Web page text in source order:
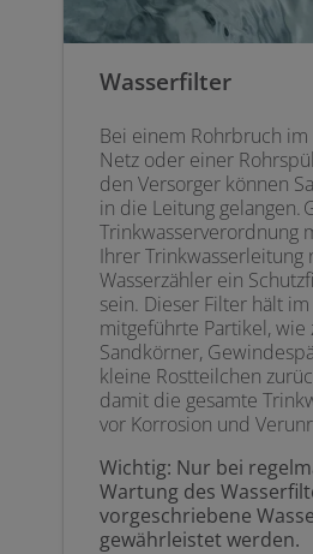
Wasserfilter
Bei einem Rohrbruch
Netz oder einer
den Versorger können
in die Leitung gelangen.
Trinkwasserverordnung
Ihrer Trinkwasserleitung
Wasserzähler ein
sein. Dieser Filter hält
mitgeführte Partikel, wie
Sandkörner,
kleine Rostteilchen
damit die gesamte
vor Korrosion und
Wichtig: Nur bei
Wartung des
vorgeschriebene
gewährleistet werden.